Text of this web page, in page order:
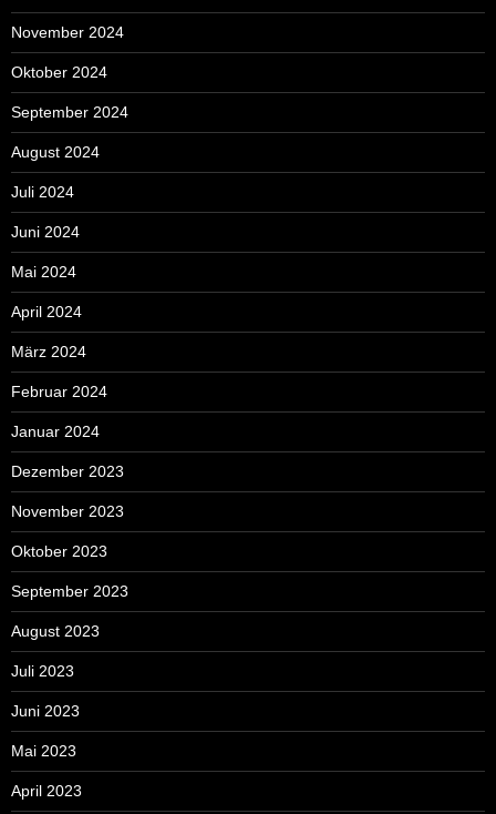
November 2024
Oktober 2024
September 2024
August 2024
Juli 2024
Juni 2024
Mai 2024
April 2024
März 2024
Februar 2024
Januar 2024
Dezember 2023
November 2023
Oktober 2023
September 2023
August 2023
Juli 2023
Juni 2023
Mai 2023
April 2023